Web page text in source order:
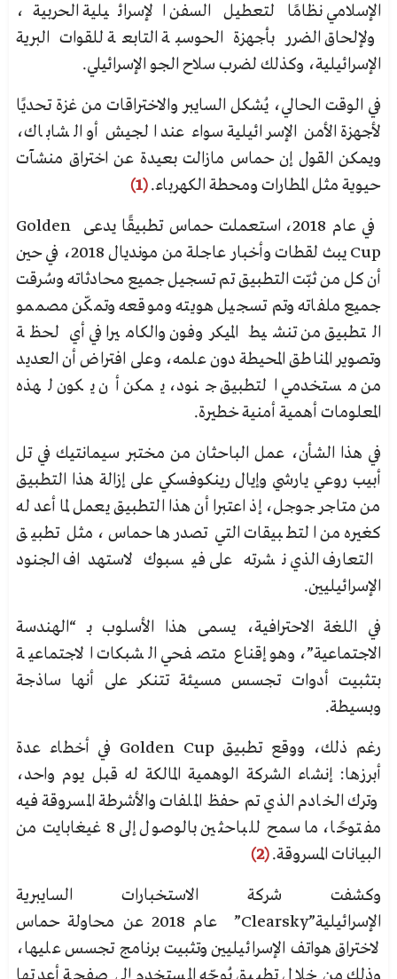
الإسلامي نظامًا لتعطيل السفن الإسرائيلية الحربية،
ولإلحاق الضرر بأجهزة الحوسبة التابعة للقوات البرية
الإسرائيلية، وكذلك لضرب سلاح الجو الإسرائيلي.
في الوقت الحالي، يُشكل السايبر والاختراقات من غزة تحديًا
لأجهزة الأمن الإسرائيلية سواء عند الجيش أو الشاباك،
ويمكن القول إن حماس مازالت بعيدة عن اختراق منشآت
حيوية مثل المطارات ومحطة الكهرباء.(1)
في عام 2018، استعملت حماس تطبيقًا يدعى Golden
Cup يبث لقطات وأخبار عاجلة من مونديال 2018، في حين
أن كل من ثبّت التطبيق تم تسجيل جميع محادثاته وسُرقت
جميع ملفاته وتم تسجيل هويته وموقعه وتمكّن مصممو
التطبيق من تنشيط الميكروفون والكاميرا في أي لحظة
وتصوير المناطق المحيطة دون علمه، وعلى افتراض أن العديد
من مستخدمي التطبيق جنود، يمكن أن يكون لهذه
المعلومات أهمية أمنية خطيرة.
في هذا الشأن، عمل الباحثان من مختبر سيمانتيك في تل
أبيب روعي يارشي وإيال رينكوفسكي على إزالة هذا التطبيق
من متاجر جوجل، إذ اعتبرا أن هذا التطبيق يعمل لما أعد له
كغيره من التطبيقات التي تصدرها حماس، مثل تطبيق
التعارف الذي نشرته على فيسبوك لاستهداف الجنود
الإسرائيليين.
في اللغة الاحترافية، يسمى هذا الأسلوب بـ “الهندسة
الاجتماعية”، وهو إقناع متصفحي الشبكات الاجتماعية
بتثبيت أدوات تجسس مسيئة تتنكر على أنها ساذجة
وبسيطة.
رغم ذلك، ووقع تطبيق Golden Cup في أخطاء عدة
أبرزها: إنشاء الشركة الوهمية المالكة له قبل يوم واحد،
وترك الخادم الذي تم حفظ الملفات والأشرطة المسروقة فيه
مفتوحًا، ما سمح للباحثين بالوصول إلى 8 غيغابايت من
البيانات المسروقة.(2)
وكشفت شركة الاستخبارات السايبرية
الإسرائيلية”Clearsky” عام 2018 عن محاولة حماس
لاختراق هواتف الإسرائيليين وتثبيت برنامج تجسس عليها،